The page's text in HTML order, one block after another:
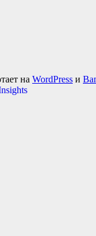
на WordPress и